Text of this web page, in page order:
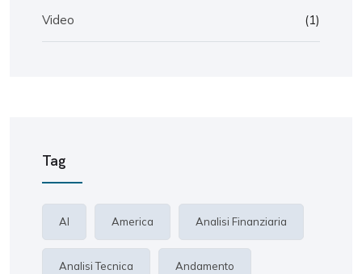
Video (1)
Tag
AI America Analisi Finanziaria
Analisi Tecnica Andamento